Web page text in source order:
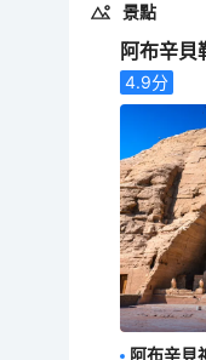
景點
阿布辛貝
4.9分
阿布辛貝